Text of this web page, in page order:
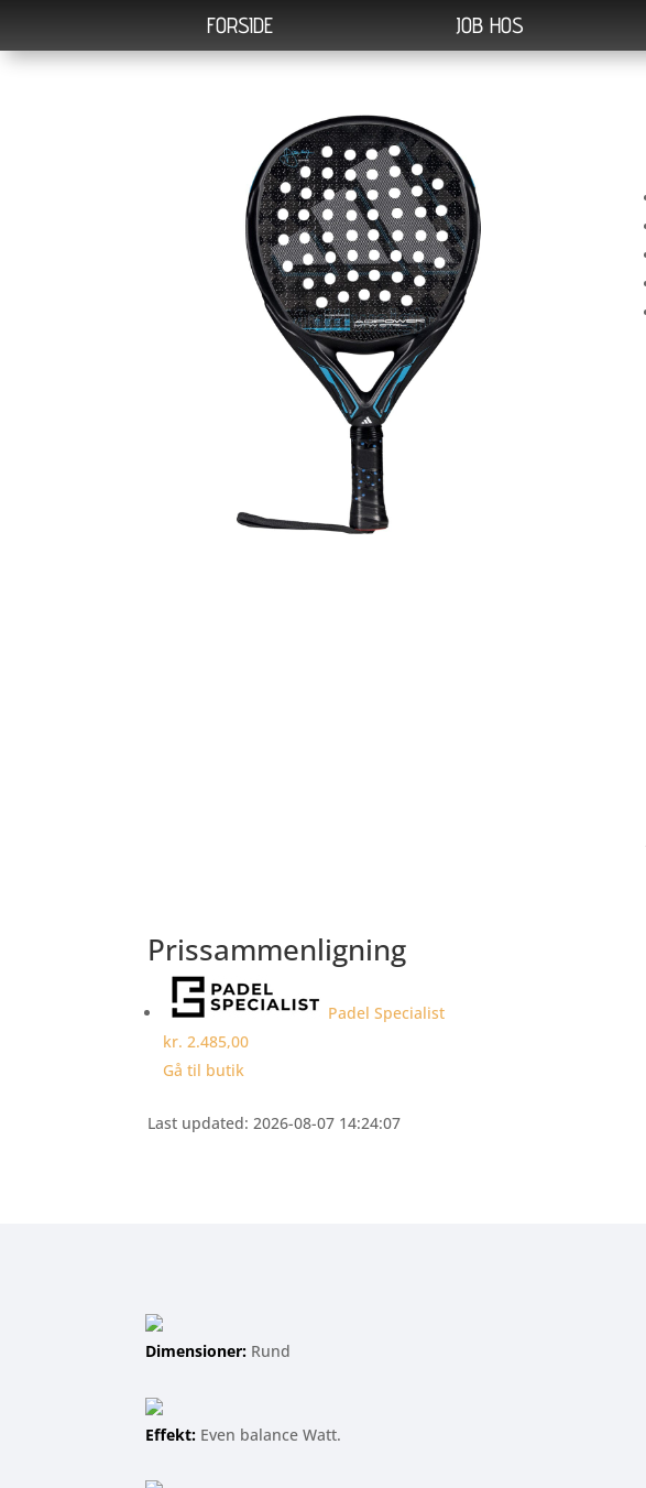
FORSIDE JOB HOS
Prissammenligning
Padel Specialist
kr. 2.485,00
Gå til butik
Last updated: 2026-08-07 14:24:07
Dimensioner: Rund
Effekt: Even balance Watt.